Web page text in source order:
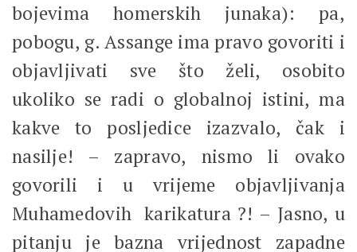
bojevima homerskih junaka): pa,
pobogu, g. Assange ima pravo govoriti i
objavljivati sve što želi, osobito
ukoliko se radi o globalnoj istini, ma
kakve to posljedice izazvalo, čak i
nasilje! – zapravo, nismo li ovako
govorili i u vrijeme objavljivanja
Muhamedovih karikatura ?! – Jasno, u
pitanju je bazna vrijednost zapadne